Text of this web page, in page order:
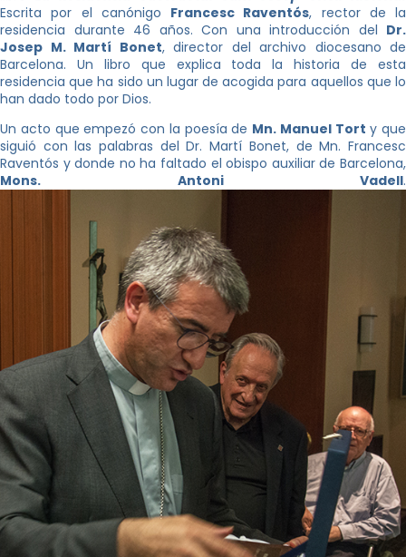
Escrita por el canónigo Francesc Raventós, rector de la
residencia durante 46 años. Con una introducción del Dr.
Josep M. Martí Bonet, director del archivo diocesano de
Barcelona. Un libro que explica toda la historia de esta
residencia que ha sido un lugar de acogida para aquellos que lo
han dado todo por Dios.
Un acto que empezó con la poesía de Mn. Manuel Tort y que
siguió con las palabras del Dr. Martí Bonet, de Mn. Francesc
Raventós y donde no ha faltado el obispo auxiliar de Barcelona,
Mons. Antoni Vadell.